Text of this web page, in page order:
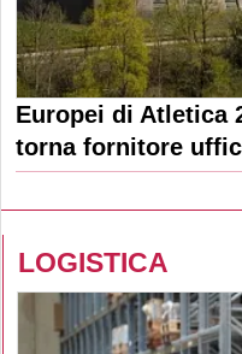
Europei di Atletica
torna fornitore
LOGISTICA